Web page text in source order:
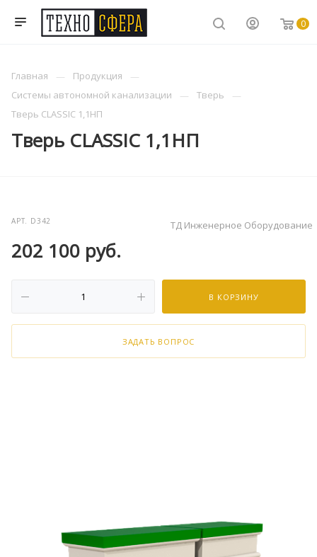
0
Главная
Продукция
Системы автономной канализации
Тверь
Тверь CLASSIC 1,1НП
Тверь CLASSIC 1,1НП
АРТ. D342 ТД Инженерное Оборудование
202 100 руб.
В КОРЗИНУ
ЗАДАТЬ ВОПРОС